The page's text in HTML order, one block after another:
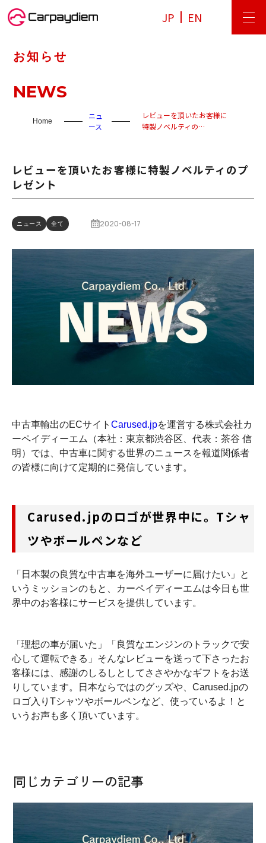
JP EN
お知らせ
NEWS
Home
ニュ
ース
レビューを頂いたお客様に
特製ノベルティの…
レビューを頂いたお客様に特製ノベルティのプ
レゼント
ニュース 全て 2020-08-17
中古車輸出のECサイト Carused.jpを運営する株式会社カ
ーペイディーエム（本社：東京都渋谷区、代表：茶谷 信
明）では、中古車に関する世界のニュースを報道関係者
の皆様に向けて定期的に発信しています。
Carused.jpのロゴが世界中に。Tシャ
ツやボールペンなど
「日本製の良質な中古車を海外ユーザーに届けたい」と
いうミッションのもと、カーペイディーエムは今日も世
界中のお客様にサービスを提供しています。
「理想の車が届いた」「良質なエンジンのトラックで安
心して運転できる」そんなレビューを送って下さったお
客様には、感謝のしるしとしてささやかなギフトをお送
りしています。日本ならではのグッズや、Carused.jpの
ロゴ入りTシャツやボールペンなど、使っているよ！と
いうお声も多く頂いています。
同じカテゴリーの記事